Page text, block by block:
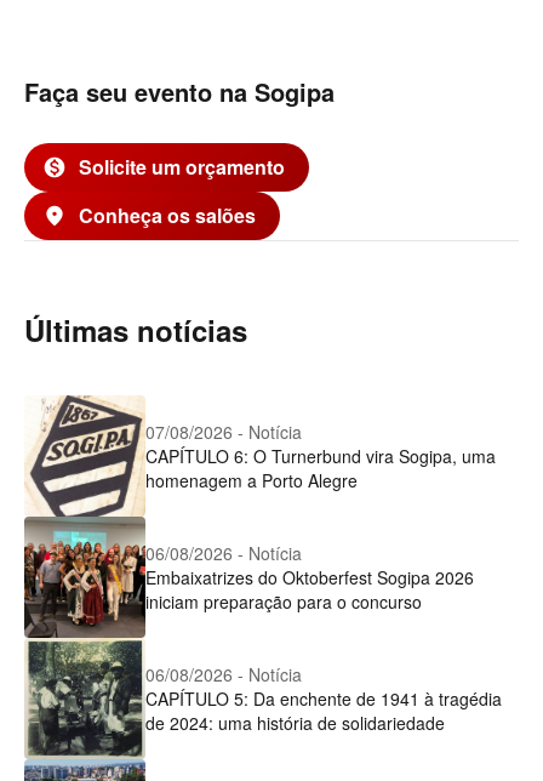
Faça seu evento na Sogipa
monetization_on Solicite um orçamento
place Conheça os salões
Últimas notícias
07/08/2026 - Notícia
CAPÍTULO 6: O Turnerbund vira Sogipa, uma
homenagem a Porto Alegre
06/08/2026 - Notícia
Embaixatrizes do Oktoberfest Sogipa 2026
iniciam preparação para o concurso
06/08/2026 - Notícia
CAPÍTULO 5: Da enchente de 1941 à tragédia
de 2024: uma história de solidariedade